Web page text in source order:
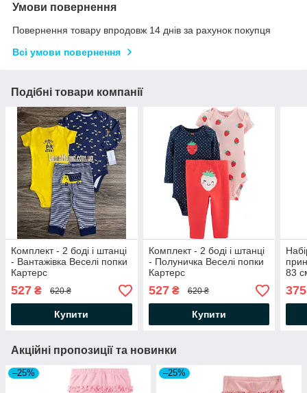
Умови повернення
Повернення товару впродовж 14 днів за рахунок покупця
Всі умови повернення
Подібні товари компанії
Комплект - 2 боді і штанці
- Вантажівка Веселі попки
Картерс
527 ₴ 620 ₴
Купити
Комплект - 2 боді і штанці
- Полуничка Веселі попки
Картерс
527₴ 620 ₴
Купити
83
375
Акційні пропозиції та новинки
–25% –25%